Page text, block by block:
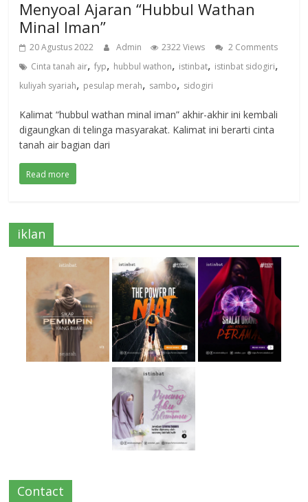
Menyoal Ajaran “Hubbul Wathan
Minal Iman”
20 Agustus 2022 Admin 2322 Views
2 Comments
Cinta tanah air,fyp, hubbul wathon, istinbat, istinbat sidogiri,
kuliyah syariah, pesulap merah, sambo, sidogiri
Kalimat “hubbul wathan minal iman” akhir-akhir ini kembali
digaungkan di telinga masyarakat. Kalimat ini berarti cinta
tanah air bagian dari
Read more
iklan
Contact